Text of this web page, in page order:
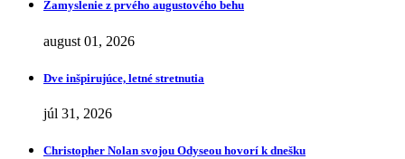
Zamyslenie z prvého augustového behu
august 01, 2026
Dve inšpirujúce, letné stretnutia
júl 31, 2026
Christopher Nolan svojou Odyseou hovorí k dnešku